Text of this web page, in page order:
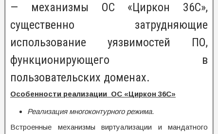
— механизмы ОС «Циркон 36С»,
существенно затрудняющие
использование уязвимостей ПО,
функционирующего в
пользовательских доменах.
Особенности реализации ОС «Циркон 36С»
Реализация многоконтурного режима.
Встроенные механизмы виртуализации и мандатного